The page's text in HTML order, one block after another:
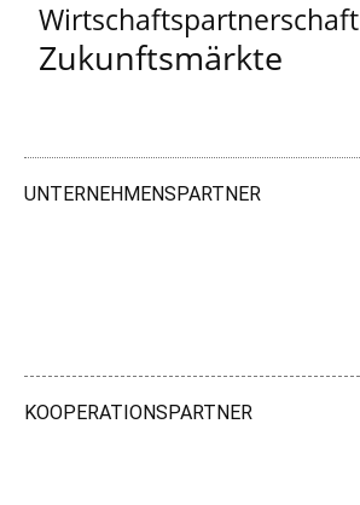
Wirtschaftspartnerschaft
Zukunftsmärkte
UNTERNEHMENSPARTNER
KOOPERATIONSPARTNER